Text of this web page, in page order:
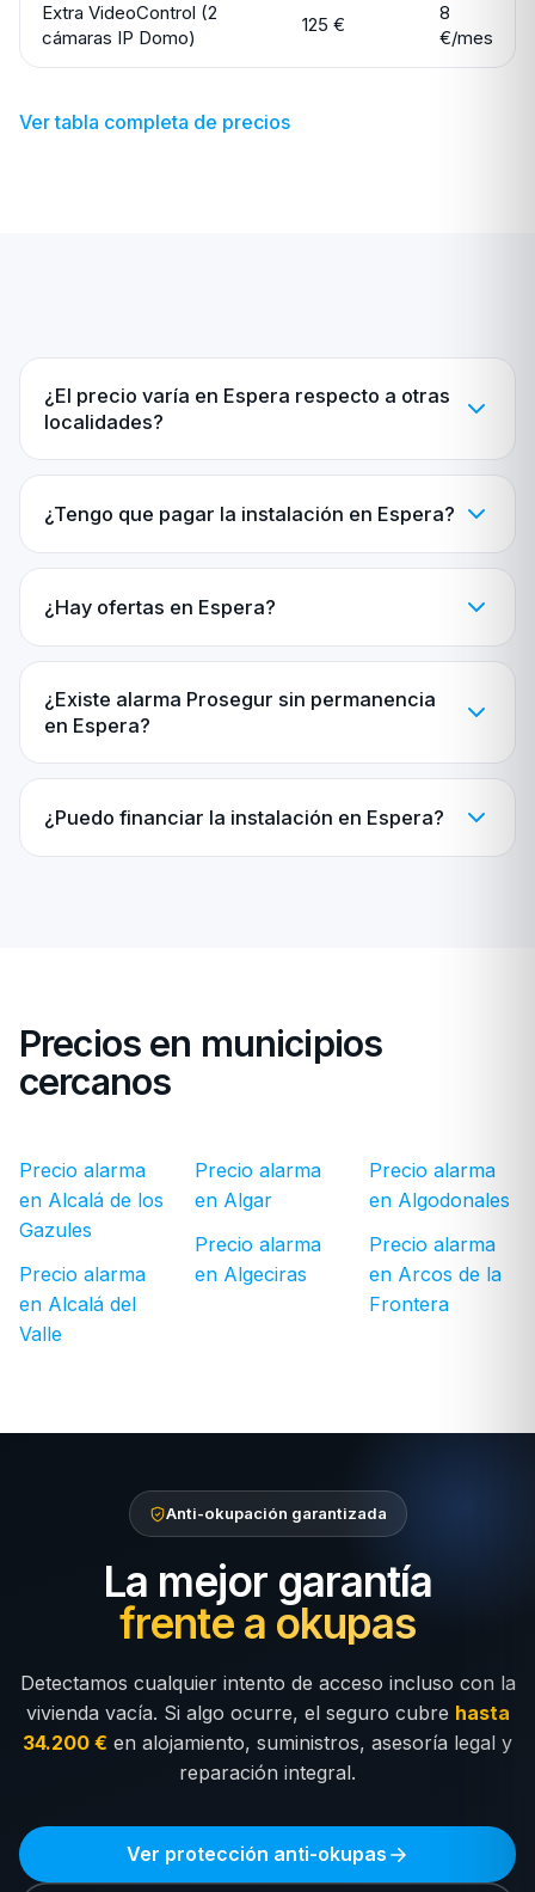
Extra VideoControl (2
cámaras IP Domo)
125 €
8
€/mes
Ver tabla completa de precios
¿El precio varía en Espera respecto a otras
localidades?
¿Tengo que pagar la instalación en Espera?
¿Hay ofertas en Espera?
¿Existe alarma Prosegur sin permanencia
en Espera?
¿Puedo financiar la instalación en Espera?
Precios en municipios
cercanos
Precio alarma
en Alcalá de los
Gazules
Precio alarma
en Alcalá del
Valle
Precio alarma
en Algar
Precio alarma
en Algeciras
Precio alarma
en Algodonales
Precio alarma
en Arcos de la
Frontera
Anti-okupación garantizada
La mejor garantía
frente a okupas
Detectamos cualquier intento de acceso incluso con la
vivienda vacía. Si algo ocurre, el seguro cubre hasta
34.200 € en alojamiento, suministros, asesoría legal y
reparación integral.
Ver protección anti-okupas